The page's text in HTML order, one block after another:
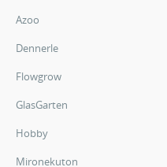
Azoo
Dennerle
Flowgrow
GlasGarten
Hobby
Mironekuton